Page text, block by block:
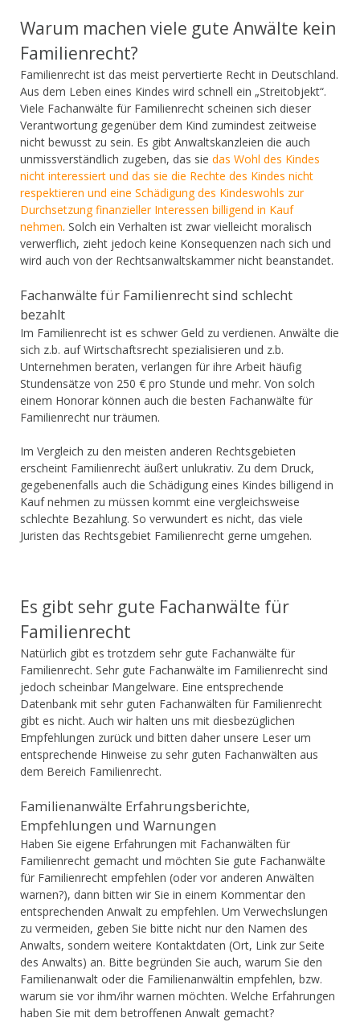
Warum machen viele gute Anwälte kein
Familienrecht?
Familienrecht ist das meist pervertierte Recht in Deutschland.
Aus dem Leben eines Kindes wird schnell ein „Streitobjekt“.
Viele Fachanwälte für Familienrecht scheinen sich dieser
Verantwortung gegenüber dem Kind zumindest zeitweise
nicht bewusst zu sein. Es gibt Anwaltskanzleien die auch
unmissverständlich zugeben, das sie das Wohl des Kindes
nicht interessiert und das sie die Rechte des Kindes nicht
respektieren und eine Schädigung des Kindeswohls zur
Durchsetzung finanzieller Interessen billigend in Kauf
nehmen. Solch ein Verhalten ist zwar vielleicht moralisch
verwerflich, zieht jedoch keine Konsequenzen nach sich und
wird auch von der Rechtsanwaltskammer nicht beanstandet.
Fachanwälte für Familienrecht sind schlecht
bezahlt
Im Familienrecht ist es schwer Geld zu verdienen. Anwälte die
sich z.b. auf Wirtschaftsrecht spezialisieren und z.b.
Unternehmen beraten, verlangen für ihre Arbeit häufig
Stundensätze von 250 € pro Stunde und mehr. Von solch
einem Honorar können auch die besten Fachanwälte für
Familienrecht nur träumen.
Im Vergleich zu den meisten anderen Rechtsgebieten
erscheint Familienrecht äußert unlukrativ. Zu dem Druck,
gegebenenfalls auch die Schädigung eines Kindes billigend in
Kauf nehmen zu müssen kommt eine vergleichsweise
schlechte Bezahlung. So verwundert es nicht, das viele
Juristen das Rechtsgebiet Familienrecht gerne umgehen.
Es gibt sehr gute Fachanwälte für
Familienrecht
Natürlich gibt es trotzdem sehr gute Fachanwälte für
Familienrecht. Sehr gute Fachanwälte im Familienrecht sind
jedoch scheinbar Mangelware. Eine entsprechende
Datenbank mit sehr guten Fachanwälten für Familienrecht
gibt es nicht. Auch wir halten uns mit diesbezüglichen
Empfehlungen zurück und bitten daher unsere Leser um
entsprechende Hinweise zu sehr guten Fachanwälten aus
dem Bereich Familienrecht.
Familienanwälte Erfahrungsberichte,
Empfehlungen und Warnungen
Haben Sie eigene Erfahrungen mit Fachanwälten für
Familienrecht gemacht und möchten Sie gute Fachanwälte
für Familienrecht empfehlen (oder vor anderen Anwälten
warnen?), dann bitten wir Sie in einem Kommentar den
entsprechenden Anwalt zu empfehlen. Um Verwechslungen
zu vermeiden, geben Sie bitte nicht nur den Namen des
Anwalts, sondern weitere Kontaktdaten (Ort, Link zur Seite
des Anwalts) an. Bitte begründen Sie auch, warum Sie den
Familienanwalt oder die Familienanwältin empfehlen, bzw.
warum sie vor ihm/ihr warnen möchten. Welche Erfahrungen
haben Sie mit dem betroffenen Anwalt gemacht?